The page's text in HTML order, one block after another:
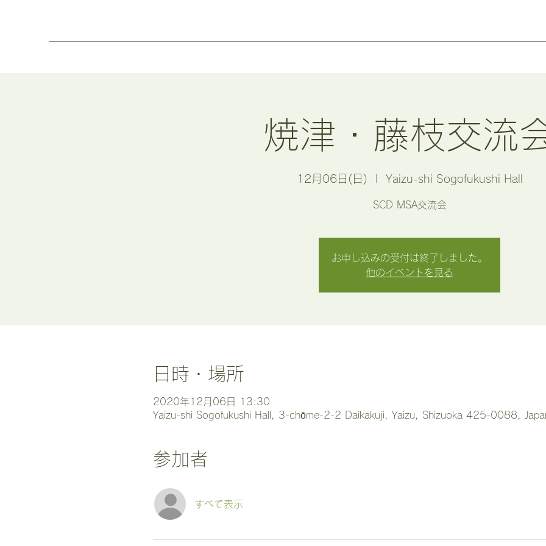
焼津・藤枝交流
12月06日(日) Yaizu-shi Sogofukushi Hall
SCD MSA交流会
お申し込みの受付は終了しました。
他のイベントを見る
日時・場所
2020年12月06日 13:30
Yaizu-shi Sogofukushi Hall, 3-chōme-2-2 Daikakuji, Yaizu, Shizuoka 425-0088,
参加者
すべて表示